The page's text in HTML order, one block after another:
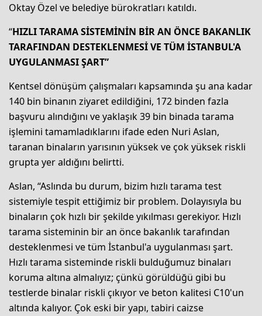
Oktay Özel ve belediye bürokratları katıldı.
“HIZLI TARAMA SİSTEMİNİN BİR AN ÖNCE BAKANLIK
TARAFINDAN DESTEKLENMESİ VE TÜM İSTANBUL'A
UYGULANMASI ŞART”
Kentsel dönüşüm çalışmaları kapsamında şu ana kadar
140 bin binanın ziyaret edildiğini, 172 binden fazla
başvuru alındığını ve yaklaşık 39 bin binada tarama
işlemini tamamladıklarını ifade eden Nuri Aslan,
taranan binaların yarısının yüksek ve çok yüksek riskli
grupta yer aldığını belirtti.
Aslan, “Aslında bu durum, bizim hızlı tarama test
sistemiyle tespit ettiğimiz bir problem. Dolayısıyla bu
binaların çok hızlı bir şekilde yıkılması gerekiyor. Hızlı
tarama sisteminin bir an önce bakanlık tarafından
desteklenmesi ve tüm İstanbul'a uygulanması şart.
Hızlı tarama sisteminde riskli bulduğumuz binaları
koruma altına almalıyız; çünkü görüldüğü gibi bu
testlerde binalar riskli çıkıyor ve beton kalitesi C10'un
altında kalıyor. Çok eski bir yapı, tabiri caizse